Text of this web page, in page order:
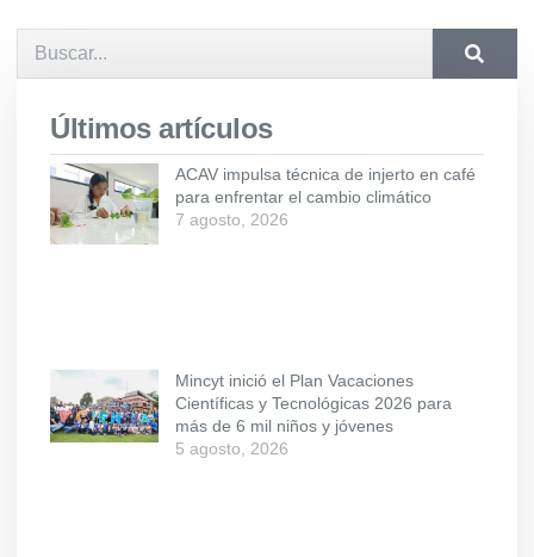
Últimos artículos
ACAV impulsa técnica de injerto en café
para enfrentar el cambio climático
7 agosto, 2026
Mincyt inició el Plan Vacaciones
Científicas y Tecnológicas 2026 para
más de 6 mil niños y jóvenes
5 agosto, 2026